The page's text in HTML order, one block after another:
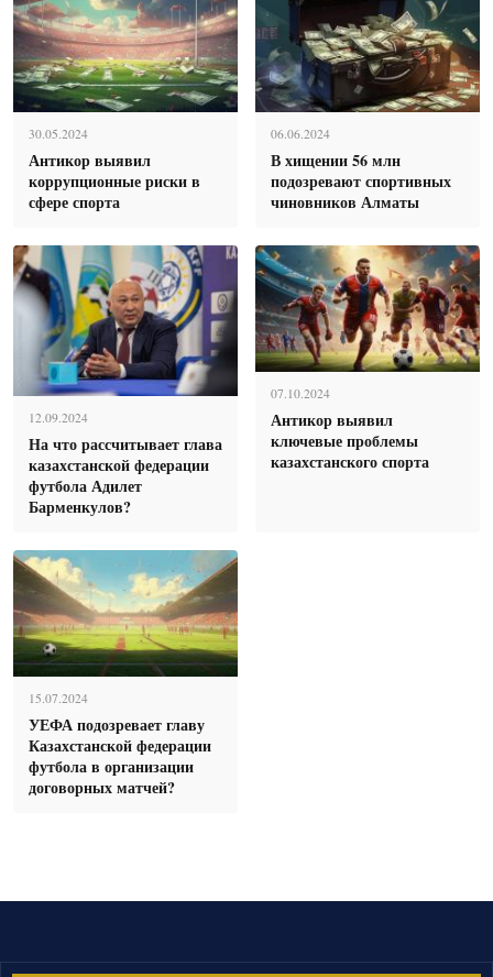
30.05.2024
Антикор выявил
коррупционные риски в
сфере спорта
06.06.2024
В хищении 56 млн
подозревают спортивных
чиновников Алматы
12.09.2024
На что рассчитывает глава
казахстанской федерации
футбола Адилет
Барменкулов?
07.10.2024
Антикор выявил
ключевые проблемы
казахстанского спорта
15.07.2024
УЕФА подозревает главу
Казахстанской федерации
футбола в организации
договорных матчей?